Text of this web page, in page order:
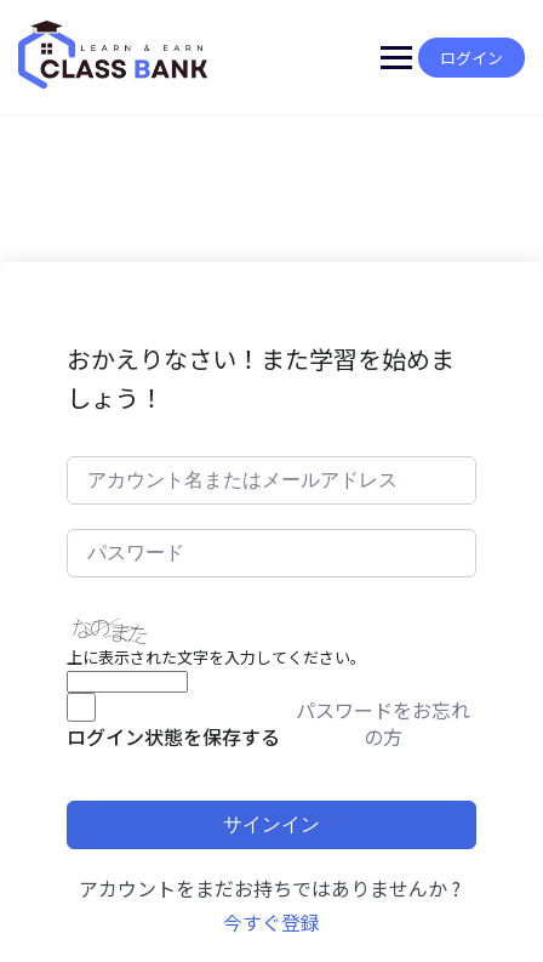
content
ログイン
おかえりなさい！また学習を始めま
しょう！
上に表示された文字を入力してください。
ログイン状態を保存する
パスワードをお忘れ
の方
サインイン
アカウントをまだお持ちではありませんか ?
今すぐ登録